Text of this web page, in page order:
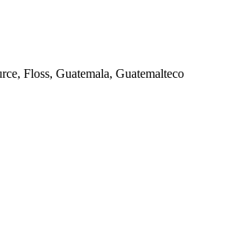
Floss, Guatemala, Guatemalteco